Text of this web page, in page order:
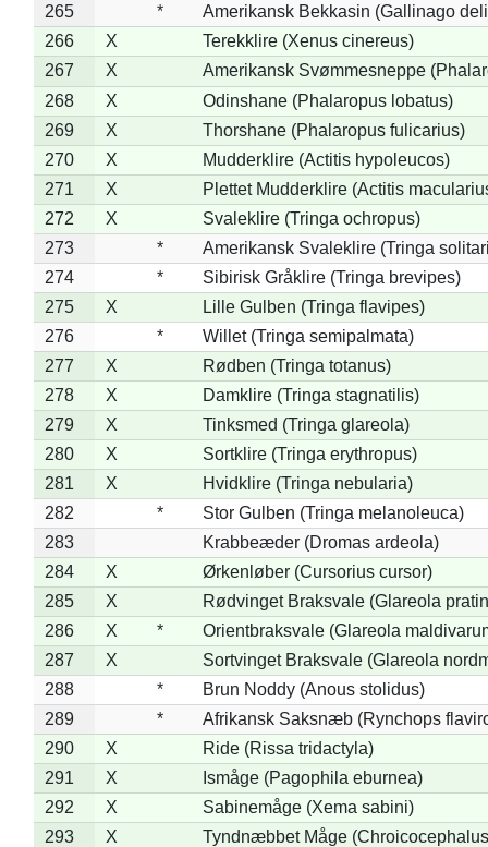
265
*
Amerikansk Bekkasin (Gallinago
266
X
Terekklire (Xenus cinereus)
267
X
Amerikansk Svømmesneppe
268
X
Odinshane (Phalaropus lobatus)
269
X
Thorshane (Phalaropus fulicarius)
270
X
Mudderklire (Actitis hypoleucos)
271
X
Plettet Mudderklire (Actitis
272
X
Svaleklire (Tringa ochropus)
273
*
Amerikansk Svaleklire (Tringa
274
*
Sibirisk Gråklire (Tringa brevipes)
275
X
Lille Gulben (Tringa flavipes)
276
*
Willet (Tringa semipalmata)
277
X
Rødben (Tringa totanus)
278
X
Damklire (Tringa stagnatilis)
279
X
Tinksmed (Tringa glareola)
280
X
Sortklire (Tringa erythropus)
281
X
Hvidklire (Tringa nebularia)
282
*
Stor Gulben (Tringa melanoleuca)
283
Krabbeæder (Dromas ardeola)
284
X
Ørkenløber (Cursorius cursor)
285
X
Rødvinget Braksvale (Glareola
286
X *
Orientbraksvale (Glareola
287
X
Sortvinget Braksvale (Glareola
288
*
Brun Noddy (Anous stolidus)
289
*
Afrikansk Saksnæb (Rynchops
290
X
Ride (Rissa tridactyla)
291
X
Ismåge (Pagophila eburnea)
292
X
Sabinemåge (Xema sabini)
293
X
Tyndnæbbet Måge